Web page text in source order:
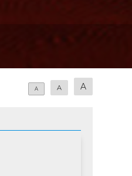
A A A